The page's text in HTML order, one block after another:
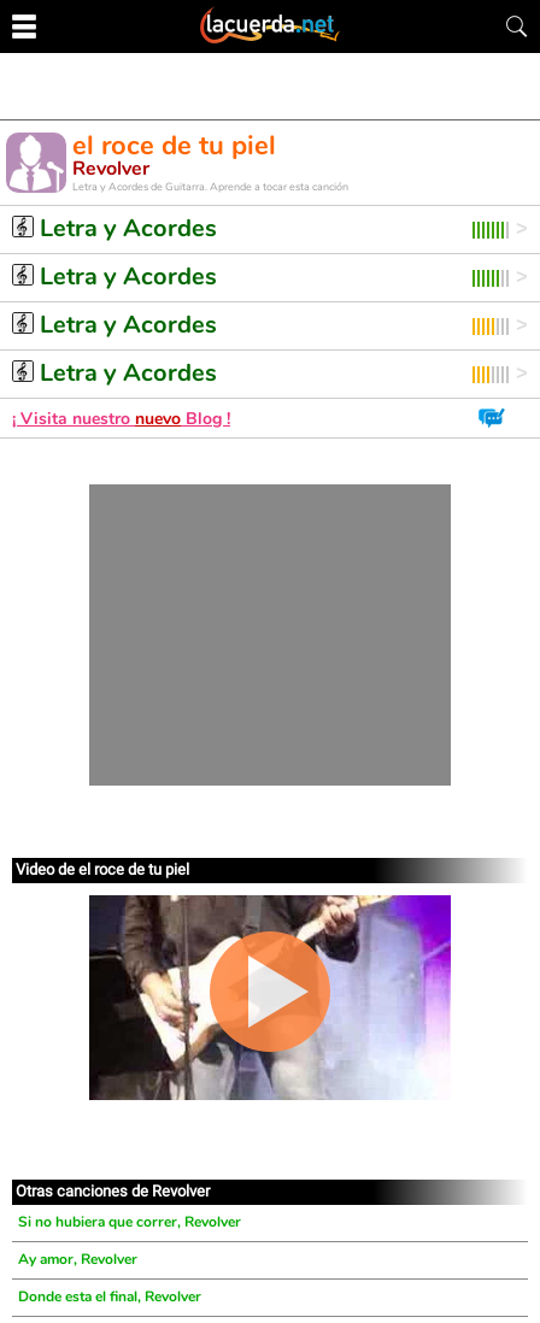
el roce de tu piel
Revolver
Letra y Acordes de Guitarra. Aprende a tocar esta canción
Letra y Acordes
Letra y Acordes
Letra y Acordes
Letra y Acordes
¡ Visita nuestro nuevo Blog !
Video de el roce de tu piel
Otras canciones de Revolver
Si no hubiera que correr, Revolver
Ay amor, Revolver
Donde esta el final, Revolver